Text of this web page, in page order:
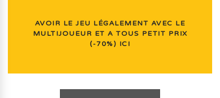
AVOIR LE JEU LÉGALEMENT AVEC LE
MULTIJOUEUR ET A TOUS PETIT PRIX
(-70%) ICI